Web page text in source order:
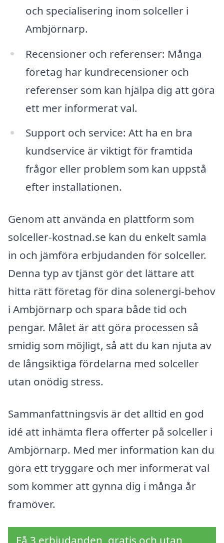
och specialisering inom solceller i
Ambjörnarp.
Recensioner och referenser: Många
företag har kundrecensioner och
referenser som kan hjälpa dig att göra
ett mer informerat val.
Support och service: Att ha en bra
kundservice är viktigt för framtida
frågor eller problem som kan uppstå
efter installationen.
Genom att använda en plattform som
solceller-kostnad.se kan du enkelt samla
in och jämföra erbjudanden för solceller.
Denna typ av tjänst gör det lättare att
hitta rätt företag för dina solenergi-behov
i Ambjörnarp och spara både tid och
pengar. Målet är att göra processen så
smidig som möjligt, så att du kan njuta av
de långsiktiga fördelarna med solceller
utan onödig stress.
Sammanfattningsvis är det alltid en god
idé att inhämta flera offerter på solceller i
Ambjörnarp. Med mer information kan du
göra ett tryggare och mer informerat val
som kommer att gynna dig i många år
framöver.
Få 3 erbjudanden, gratis och utan